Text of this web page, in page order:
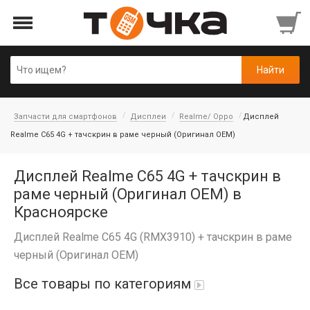
Запчасти для смартфонов Дисплеи Realme/ Oppo
Дисплей
Realme C65 4G + тачскрин в раме черный (Оригинал OEM)
Дисплей Realme C65 4G + тачскрин в
раме черный (Оригинал OEM) в
Красноярске
Дисплей Realme C65 4G (RMX3910) + тачскрин в раме
черный (Оригинал OEM)
Все товары по категориям